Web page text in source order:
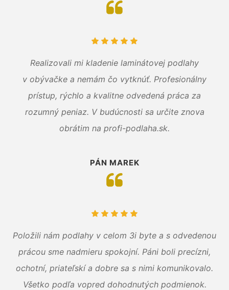
Realizovali mi kladenie laminátovej podlahy
v obývačke a nemám čo vytknúť. Profesionálny
prístup, rýchlo a kvalitne odvedená práca za
rozumný peniaz. V budúcnosti sa určite znova
obrátim na profi-podlaha.sk.
PÁN MAREK
Položili nám podlahy v celom 3i byte a s odvedenou
prácou sme nadmieru spokojní. Páni boli precízni,
ochotní, priateľskí a dobre sa s nimi komunikovalo.
Všetko podľa vopred dohodnutých podmienok.